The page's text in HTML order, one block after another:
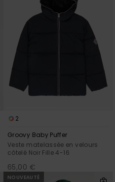
2
Groovy Baby Puffer
Veste matelassée en velours
côtelé Noir Fille 4-16
65,00 €
NOUVEAUTÉ